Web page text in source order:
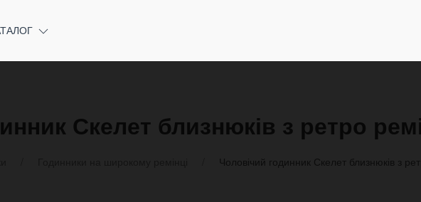
Скелет близнюків з ретро
Чоловічий годинник Скелет близнюків з